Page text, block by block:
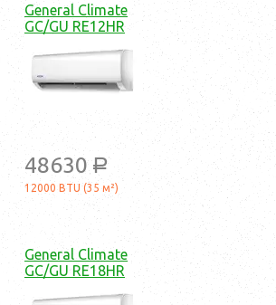
General Climate
GC/GU RE12HR
48630 a
12000 BTU (35 м²)
General Climate
GC/GU RE18HR